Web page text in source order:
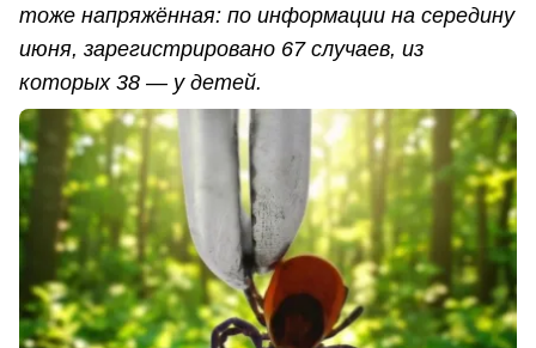
тоже напряжённая: по информации на середину
июня, зарегистрировано 67 случаев, из
которых 38 — у детей.